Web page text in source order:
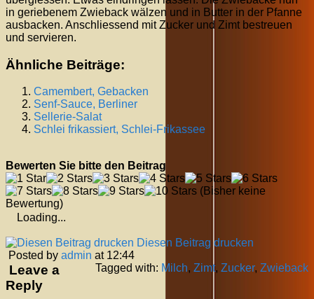
in geriebenem Zwieback wälzen und in Butter in der Pfanne
ausbacken. Anschliessend mit Zucker und Zimt bestreuen
und servieren.
Ähnliche Beiträge:
Camembert, Gebacken
Senf-Sauce, Berliner
Sellerie-Salat
Schlei frikassiert, Schlei-Frikassee
Bewerten Sie bitte den Beitrag
(Bisher keine
Bewertung)
Loading...
Diesen Beitrag drucken
Posted by admin at 12:44
Tagged with: Milch, Zimt, Zucker, Zwieback
Leave a
Reply